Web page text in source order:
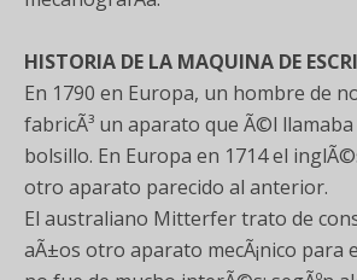
HISTORIA DE LA MAQUINA DE
En 1790 en Europa, un hombre de
fabricÃ³ un aparato que Ã©l
bolsillo. En Europa en 1714 el
otro aparato parecido al anterior.
El australiano Mitterfer trato de
aÃ±os otro aparato mecÃ¡nico para